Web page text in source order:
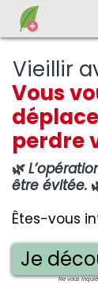
Vieillir
Vous
perdre
🌿
être évitée.
Êtes-vous
Je
Ne vous